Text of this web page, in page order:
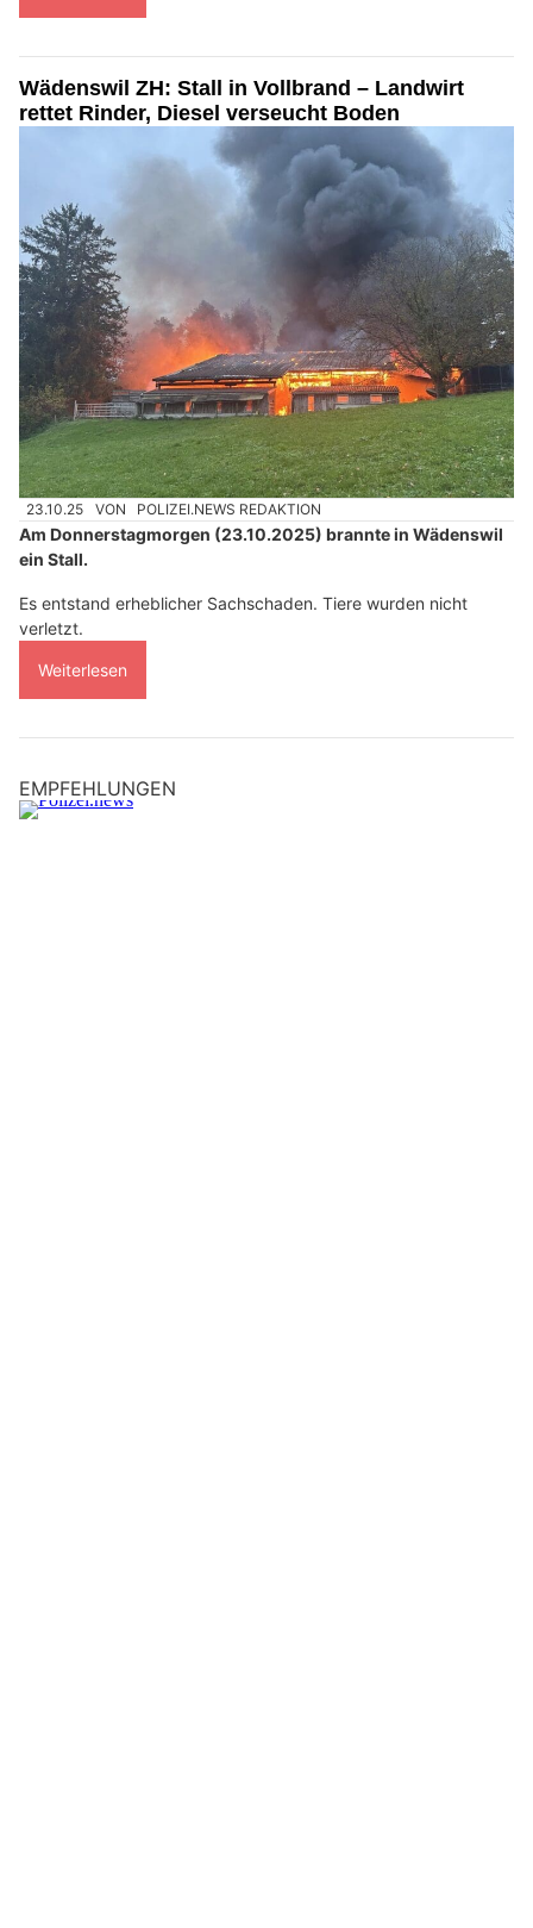
Wädenswil ZH: Stall in Vollbrand – Landwirt
rettet Rinder, Diesel verseucht Boden
23.10.25 VON POLIZEI.NEWS REDAKTION
Am Donnerstagmorgen (23.10.2025) brannte in Wädenswil
ein Stall.
Es entstand erheblicher Sachschaden. Tiere wurden nicht
verletzt.
Weiterlesen
EMPFEHLUNGEN